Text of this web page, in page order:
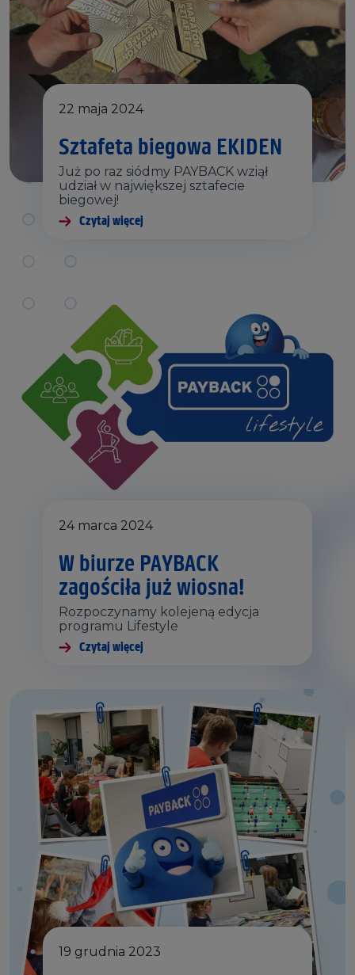
22 maja 2024
Sztafeta biegowa EKIDEN
Już po raz siódmy PAYBACK wziął
udział w największej sztafecie
biegowej!
Czytaj więcej
24 marca 2024
W biurze PAYBACK
zagościła już wiosna!
Rozpoczynamy kolejeną edycja
programu Lifestyle
Czytaj więcej
19 grudnia 2023